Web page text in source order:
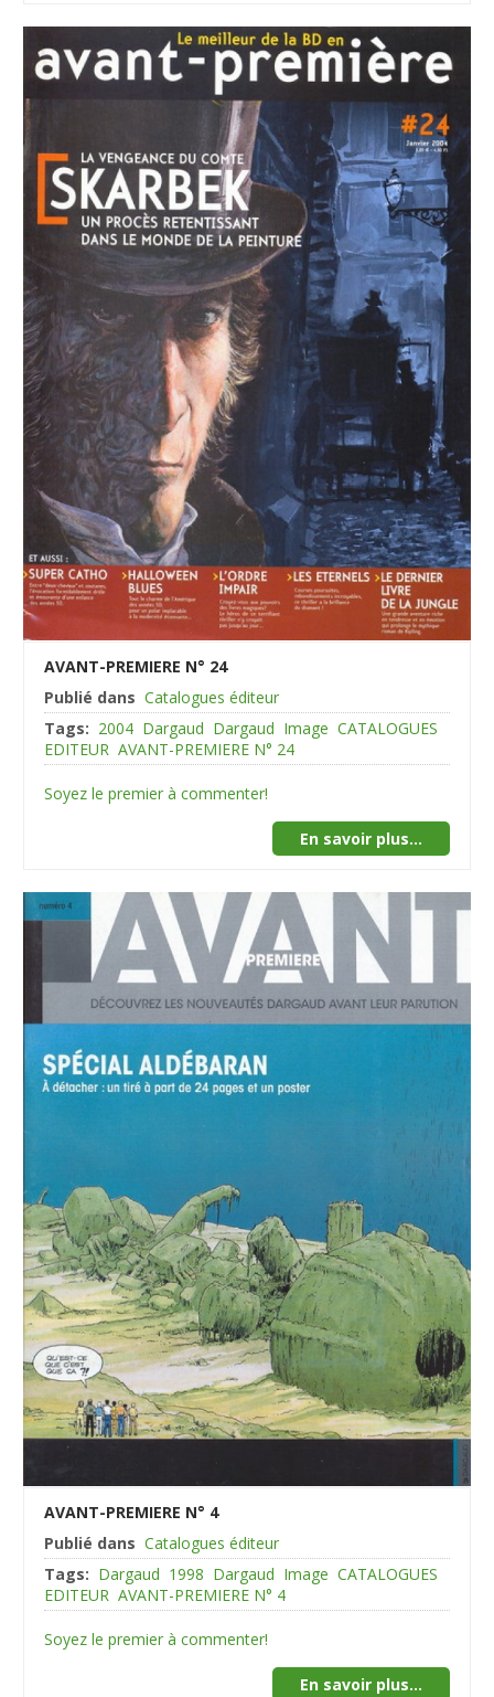
AVANT-PREMIERE N° 24
Publié dans Catalogues éditeur
Tags: 2004 Dargaud Dargaud Image CATALOGUES
EDITEUR AVANT-PREMIERE N° 24
Soyez le premier à commenter!
En savoir plus...
AVANT-PREMIERE N° 4
Publié dans Catalogues éditeur
Tags: Dargaud 1998 Dargaud Image CATALOGUES
EDITEUR AVANT-PREMIERE N° 4
Soyez le premier à commenter!
En savoir plus...